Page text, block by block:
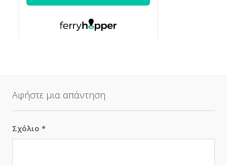
Αφήστε μια απάντηση
Σχόλιο *